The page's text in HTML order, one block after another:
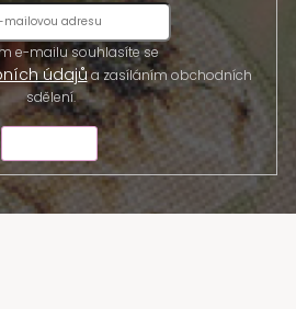
e-mailu souhlasíte se
údajůa zasíláním obchodních
sdělení.